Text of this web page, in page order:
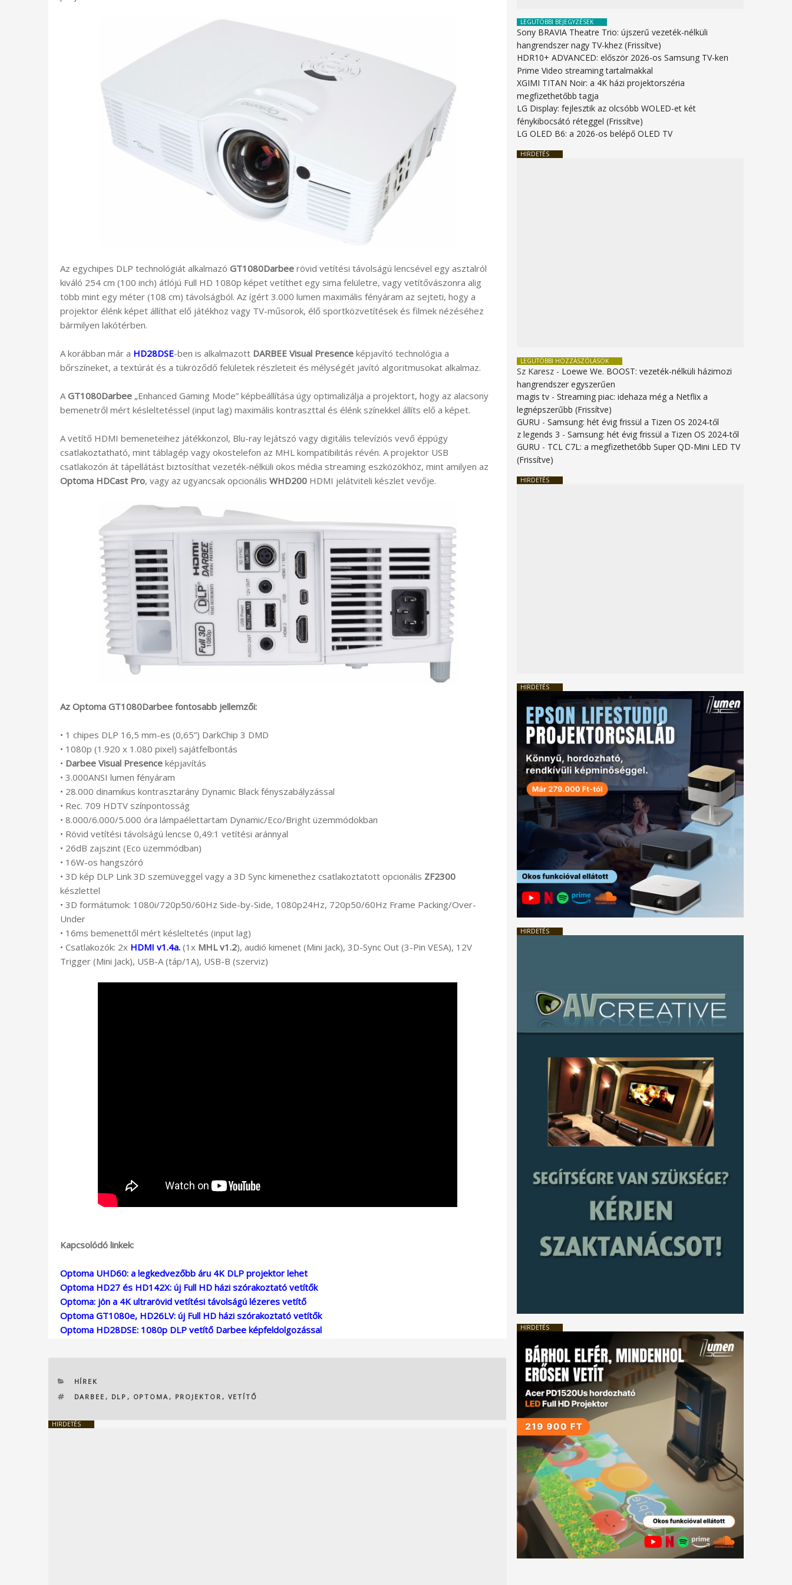
Az egychipes DLP technológiát alkalmazó GT1080Darbee rövid vetítési távolságú lencsével egy asztalról
kiváló 254 cm (100 inch) átlójú Full HD 1080p képet vetíthet egy sima felületre, vagy vetítővászonra alig
több mint egy méter (108 cm) távolságból. Az ígért 3.000 lumen maximális fényáram az sejteti, hogy a
projektor élénk képet állíthat elő játékhoz vagy TV-műsorok, élő sportközvetítések és filmek nézéséhez
bármilyen lakótérben.
A korábban már a HD28DSE-ben is alkalmazott DARBEE Visual Presence képjavító technológia a
bőrszíneket, a textúrát és a tükröződő felületek részleteit és mélységét javító algoritmusokat alkalmaz.
AGT1080Darbee „Enhanced Gaming Mode” képbeállítása úgy optimalizálja a projektort, hogy az alacsony
bemenetről mért késleltetéssel (input lag) maximális kontraszttal és élénk színekkel állíts elő a képet.
A vetítő HDMI bemeneteihez játékkonzol, Blu-ray lejátszó vagy digitális televíziós vevő éppúgy
csatlakoztatható, mint táblagép vagy okostelefon az MHL kompatibilitás révén. A projektor USB
csatlakozón át tápellátást biztosíthat vezeték-nélküli okos média streaming eszközökhöz, mint amilyen az
Optoma HDCast Pro, vagy az ugyancsak opcionális WHD200 HDMI jelátviteli készlet vevője.
Az Optoma GT1080Darbee fontosabb jellemzői:
• 1 chipes DLP 16,5 mm-es (0,65”) DarkChip 3 DMD
• 1080p (1.920 x 1.080 pixel) sajátfelbontás
• Darbee Visual Presence képjavítás
• 3.000ANSI lumen fényáram
• 28.000 dinamikus kontrasztarány Dynamic Black fényszabályzással
• Rec. 709 HDTV színpontosság
• 8.000/6.000/5.000 óra lámpaélettartam Dynamic/Eco/Bright üzemmódokban
• Rövid vetítési távolságú lencse 0,49:1 vetítési aránnyal
• 26dB zajszint (Eco üzemmódban)
• 16W-os hangszóró
• 3D kép DLP Link 3D szemüveggel vagy a 3D Sync kimenethez csatlakoztatott opcionális ZF2300
készlettel
• 3D formátumok: 1080i/720p50/60Hz Side-by-Side, 1080p24Hz, 720p50/60Hz Frame Packing/Over-
Under
• 16ms bemenettől mért késleltetés (input lag)
• Csatlakozók: 2x HDMI v1.4a. (1x MHL v1.2), audió kimenet (Mini Jack), 3D-Sync Out (3-Pin VESA), 12V
Trigger (Mini Jack), USB-A (táp/1A), USB-B (szerviz)
Kapcsolódó linkek:
Optoma UHD60: a legkedvezőbb áru 4K DLP projektor lehet
Optoma HD27 és HD142X: új Full HD házi szórakoztató vetítők
Optoma: jön a 4K ultrarövid vetítési távolságú lézeres vetítő
Optoma GT1080e, HD26LV: új Full HD házi szórakoztató vetítők
Optoma HD28DSE: 1080p DLP vetítő Darbee képfeldolgozással
KATEGÓRIÁK
HÍREK
CÍMKÉK
DARBEE , DLP , OPTOMA, PROJEKTOR , VETÍTŐ
HIRDETÉS
LEGUTÓBBI BEJEGYZÉSEK
Sony BRAVIA Theatre Trio: újszerű vezeték-nélküli
hangrendszer nagy TV-khez (Frissítve)
HDR10+ ADVANCED: először 2026-os Samsung TV-ken
Prime Video streaming tartalmakkal
XGIMI TITAN Noir: a 4K házi projektorszéria
megfizethetőbb tagja
LG Display: fejlesztik az olcsóbb WOLED-et két
fénykibocsátó réteggel (Frissítve)
LG OLED B6: a 2026-os belépő OLED TV
HIRDETÉS
LEGUTÓBBI HOZZÁSZÓLÁSOK
Sz Karesz - Loewe We. BOOST: vezeték-nélküli házimozi
hangrendszer egyszerűen
magis tv -Streaming piac: idehaza még a Netflix a
legnépszerűbb (Frissítve)
GURU -Samsung: hét évig frissül a Tizen OS 2024-től
z legends 3 -Samsung: hét évig frissül a Tizen OS 2024-től
GURU - TCL C7L: a megfizethetőbb Super QD-Mini LED TV
(Frissítve)
HIRDETÉS
HIRDETÉS
HIRDETÉS
HIRDETÉS